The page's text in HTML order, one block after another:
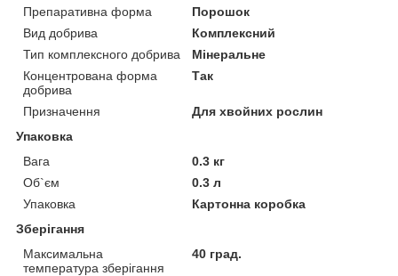
Препаративна форма
Порошок
Вид добрива
Комплексний
Тип комплексного добрива
Мінеральне
Концентрована форма
добрива
Так
Призначення
Для хвойних рослин
Упаковка
Вага
0.3 кг
Об`єм
0.3 л
Упаковка
Картонна коробка
Зберігання
Максимальна
температура зберігання
40 град.